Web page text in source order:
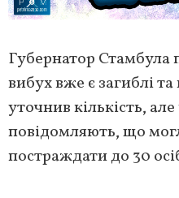
Губернатор Стамбула
вибух вже є загиблі
уточнив кількість,
повідомляють, що
постраждати до 30